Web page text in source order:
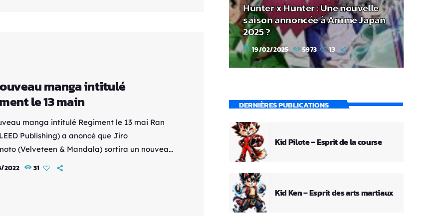
manga intitulé
le 13 main
manga intitulé Regiment le 13 mai Ran
Publishing) a anoncé que Jiro
(Velveteen & Mandala) sortira un nouveau
l'édition de juin du magazine, le 13 mai
2022 31
Hunter x Hunter : Une nouvelle
saison annoncée à Anime Japan
2025 ?
today 19/02/2025 5973 13
DERNIÈRES PUBLICATIONS
Kid Pilote – Esprit de la course
Kid Ken – Esprit des arts martiaux